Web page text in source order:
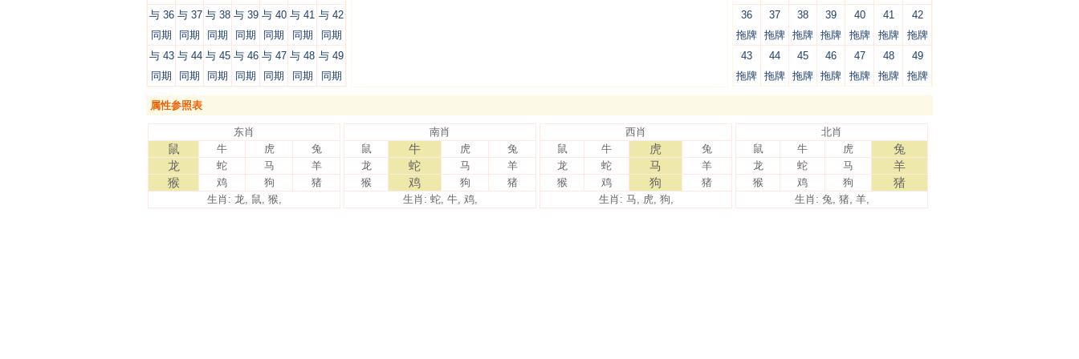
与 36
同期
与 37
同期
与 38
同期
与 39
同期
与 40
同期
与 41
同期
与 42
同期
与 43
同期
与 44
同期
与 45
同期
与 46
同期
与 47
同期
与 48
同期
与 49
同期
36
拖牌
37
拖牌
38
拖牌
39
拖牌
40
拖牌
41
拖牌
42
拖牌
43
拖牌
44
拖牌
45
拖牌
46
拖牌
47
拖牌
48
拖牌
49
拖牌
属性参照表
东肖
鼠 牛 虎 兔
龙 蛇 马 羊
猴 鸡 狗
猪
生肖: 龙, 鼠, 猴,
南肖
鼠
牛 虎
兔
龙
蛇 马
羊
猴
鸡 狗
猪
生肖: 蛇, 牛, 鸡,
西肖
鼠
牛 虎
兔
龙
蛇 马
羊
猴
鸡 狗
猪
生肖: 马, 虎, 狗,
北肖
鼠
牛 虎 兔
龙 蛇 马 羊
猴 鸡 狗 猪
生肖: 兔, 猪, 羊,